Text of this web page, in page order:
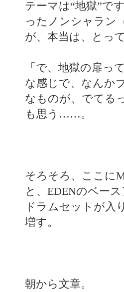
テーマは“地獄”で
ったノンシャラン
が、本当は、とっ
「で、地獄の扉っ
な感じで、なんか
なものが、でて
も思う……。
そろそろ、ここに
と、EDENのベー
ドラムセットが入
増す。
朝から文章。